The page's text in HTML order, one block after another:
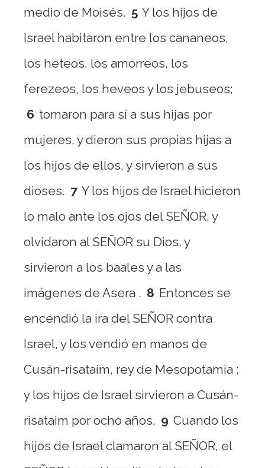
medio de Moisés. 5 Y los hijos de
Israel habitaron entre los cananeos,
los heteos, los amorreos, los
ferezeos, los heveos y los jebuseos;
6 tomaron para sí a sus hijas por
mujeres, y dieron sus propias hijas a
los hijos de ellos, y sirvieron a sus
dioses. 7 Y los hijos de Israel hicieron
lo malo ante los ojos del SEÑOR, y
olvidaron al SEÑOR su Dios, y
sirvieron a los baales y a las
imágenes de Asera . 8 Entonces se
encendió la ira del SEÑOR contra
Israel, y los vendió en manos de
Cusán-risataim, rey de Mesopotamia ;
y los hijos de Israel sirvieron a Cusán-
risataim por ocho años. 9 Cuando los
hijos de Israel clamaron al SEÑOR, el